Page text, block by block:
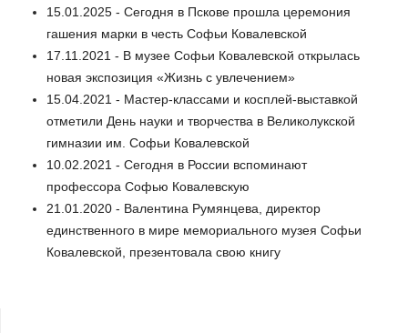
15.01.2025 - Сегодня в Пскове прошла церемония
гашения марки в честь Софьи Ковалевской
17.11.2021 - В музее Софьи Ковалевской открылась
новая экспозиция «Жизнь с увлечением»
15.04.2021 - Мастер-классами и косплей-выставкой
отметили День науки и творчества в Великолукской
гимназии им. Софьи Ковалевской
10.02.2021 - Сегодня в России вспоминают
профессора Софью Ковалевскую
21.01.2020 - Валентина Румянцева, директор
единственного в мире мемориального музея Софьи
Ковалевской, презентовала свою книгу